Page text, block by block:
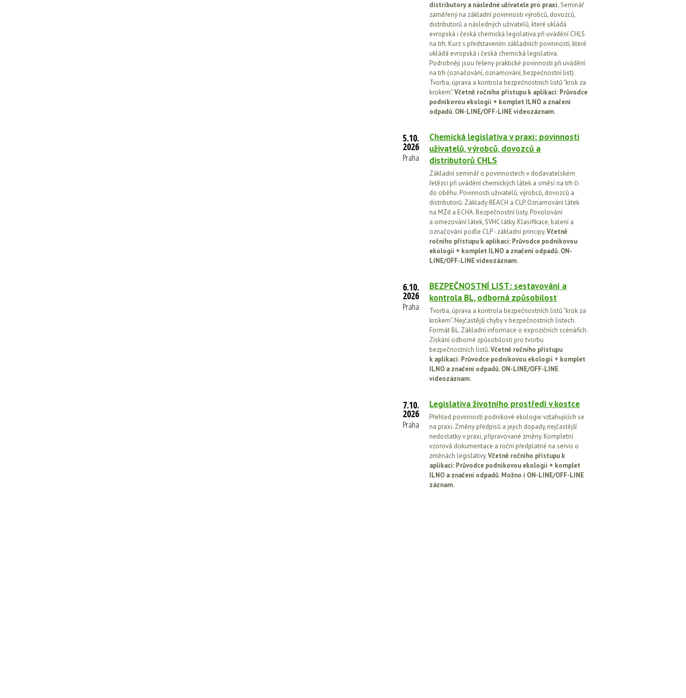
distributory a následné uživatele pro praxi.Seminář
zaměřený na základní povinnosti výrobců, dovozců,
distributorů a následných uživatelů, které ukládá
evropská i česká chemická legislativa při uvádění CHLS
na trh. Kurz s představením základních povinností, které
ukládá evropská i česká chemická legislativa.
Podrobněji jsou řešeny praktické povinnosti při uvádění
na trh (označování, oznamování, bezpečnostní list).
Tvorba, úprava a kontrola bezpečnostních listů "krok za
krokem".Včetně ročního přístupu k aplikaci: Průvodce
podnikovou ekologií + komplet ILNO a značení
odpadů. ON-LINE/OFF-LINE videozáznam.
5.10.
2026
Praha
Chemická legislativa v praxi: povinnosti
uživatelů, výrobců, dovozců a
distributorů CHLS
Základní seminář o povinnostech v dodavatelském
řetězci při uvádění chemických látek a směsí na trh či
do oběhu. Povinnosti uživatelů, výrobců, dovozců a
distributorů. Základy REACH a CLP. Oznamování látek
na MZd a ECHA. Bezpečnostní listy. Povolování
a omezování látek, SVHC látky. Klasifikace, balení a
označování podle CLP - základní principy.Včetně
ročního přístupu k aplikaci: Průvodce podnikovou
ekologií + komplet ILNO a značení odpadů. ON-
LINE/OFF-LINE videozáznam.
6.10.
2026
Praha
BEZPEČNOSTNÍ LIST: sestavování a
kontrola BL, odborná způsobilost
Tvorba, úprava a kontrola bezpečnostních listů "krok za
krokem". Nejčastější chyby v bezpečnostních listech.
Formát BL. Základní informace o expozičních scénářích.
Získání odborné způsobilosti pro tvorbu
bezpečnostních listů.Včetně ročního přístupu
k aplikaci: Průvodce podnikovou ekologií + komplet
ILNO a značení odpadů. ON-LINE/OFF-LINE
videozáznam.
7.10.
2026
Praha
Legislativa životního prostředí v kostce
Přehled povinností podnikové ekologie vztahujících se
na praxi. Změny předpisů a jejich dopady, nejčastější
nedostatky v praxi, připravované změny. Kompletní
vzorová dokumentace a roční předplatné na servis o
změnách legislativy.Včetně ročního přístupu k
aplikaci: Průvodce podnikovou ekologií + komplet
ILNO a značení odpadů. Možno i ON-LINE/OFF-LINE
záznam.